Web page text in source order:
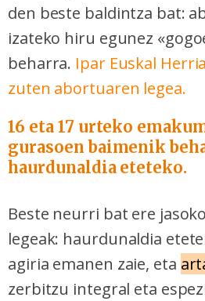
den beste baldintza bat:
izateko hiru egunez
beharra. Ipar Euskal
zuten abortuaren legea.
16 eta 17 urteko
gurasoen baimenik
haurdunaldia eteteko.
Beste neurri bat ere
legeak: haurdunaldia
agiria emanen zaie, eta
zerbitzu integral eta